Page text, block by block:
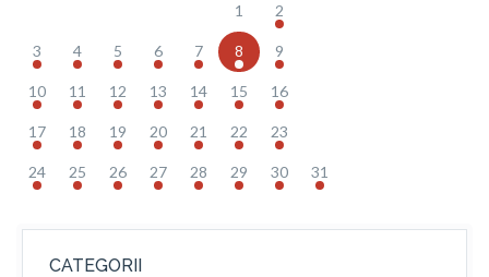
1 2
3 4 5 6 7 8 9
10 11 12 13 14 15 16
17 18 19 20 21 22 23
24 25 26 27 28 29 30 31
CATEGORII